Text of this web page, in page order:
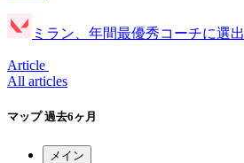
ミラン、年間最優秀コーチに選出
Article
All articles
マップ過去6ヶ月
メイン